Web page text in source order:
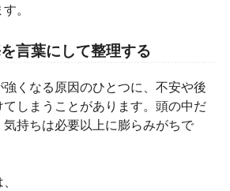
。
言葉にして整理する
くなる原因のひとつに、不安や後
しまうことがあります。頭の中だ
持ちは必要以上に膨らみがちで